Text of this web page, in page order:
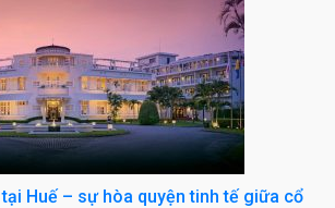
Huế – sự hòa quyện tinh tế giữa cổ